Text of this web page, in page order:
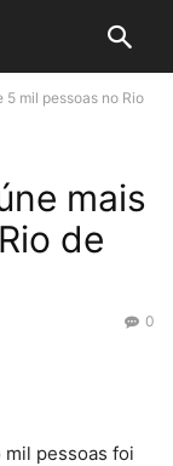
5 mil pessoas no Rio
mais
de
0
mil pessoas foi